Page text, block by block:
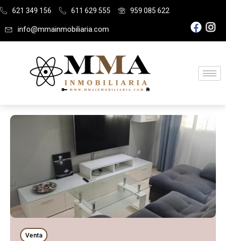
621 349 156 611 629 555 959 085 622
info@mmainmobiliaria.com
Venta